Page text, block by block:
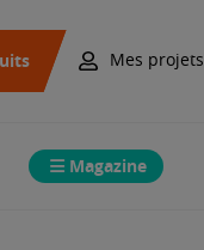
Mes projets
Magazine